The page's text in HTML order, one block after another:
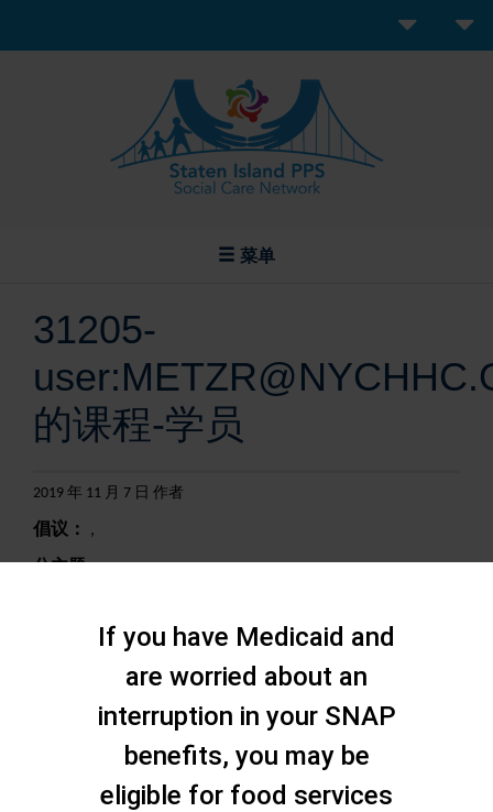
菜单
31205-
的课程-学员
2019 年 11 月 7 日 作者
倡议： ,
分主题：,
If you have Medicaid and
are worried about an
interruption in your SNAP
benefits, you may be
eligible for food services